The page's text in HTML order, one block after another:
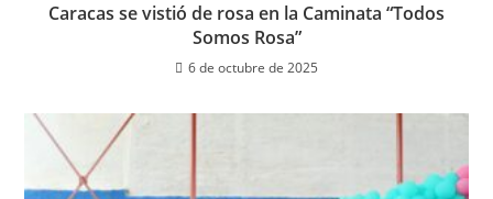
Caracas se vistió de rosa en la Caminata “Todos
Somos Rosa”
6 de octubre de 2025